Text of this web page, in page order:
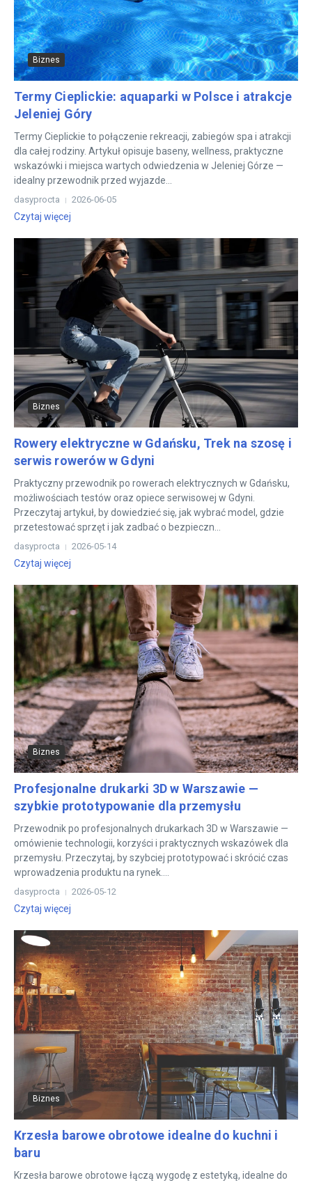
Biznes
Termy Cieplickie: aquaparki w Polsce i atrakcje
Jeleniej Góry
Termy Cieplickie to połączenie rekreacji, zabiegów spa i atrakcji
dla całej rodziny. Artykuł opisuje baseny, wellness, praktyczne
wskazówki i miejsca wartych odwiedzenia w Jeleniej Górze —
idealny przewodnik przed wyjazde...
dasyprocta 2026-06-05
Czytaj więcej
Biznes
Rowery elektryczne w Gdańsku, Trek na szosę i
serwis rowerów w Gdyni
Praktyczny przewodnik po rowerach elektrycznych w Gdańsku,
możliwościach testów oraz opiece serwisowej w Gdyni.
Przeczytaj artykuł, by dowiedzieć się, jak wybrać model, gdzie
przetestować sprzęt i jak zadbać o bezpieczn...
dasyprocta 2026-05-14
Czytaj więcej
Biznes
Profesjonalne drukarki 3D w Warszawie —
szybkie prototypowanie dla przemysłu
Przewodnik po profesjonalnych drukarkach 3D w Warszawie —
omówienie technologii, korzyści i praktycznych wskazówek dla
przemysłu. Przeczytaj, by szybciej prototypować i skrócić czas
wprowadzenia produktu na rynek....
dasyprocta 2026-05-12
Czytaj więcej
Biznes
Krzesła barowe obrotowe idealne do kuchni i
baru
Krzesła barowe obrotowe łączą wygodę z estetyką, idealne do